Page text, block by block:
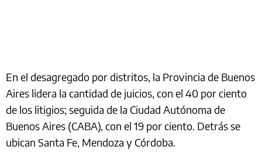
En el desagregado por distritos, la Provincia de Buenos
Aires lidera la cantidad de juicios, con el 40 por ciento
de los litigios; seguida de la Ciudad Autónoma de
Buenos Aires (CABA), con el 19 por ciento. Detrás se
ubican Santa Fe, Mendoza y Córdoba.